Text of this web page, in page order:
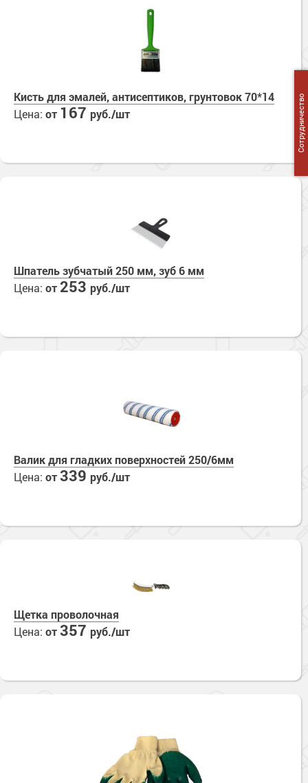
Кисть для эмалей, антисептиков, грунтовок 70*14
Цена: от 167 руб./шт
Шпатель зубчатый 250 мм, зуб 6 мм
Цена: от253 руб./шт
Валик для гладких поверхностей 250/6мм
Цена: от339 руб./шт
Щетка проволочная
Цена: от357 руб./шт
Сотрудничество